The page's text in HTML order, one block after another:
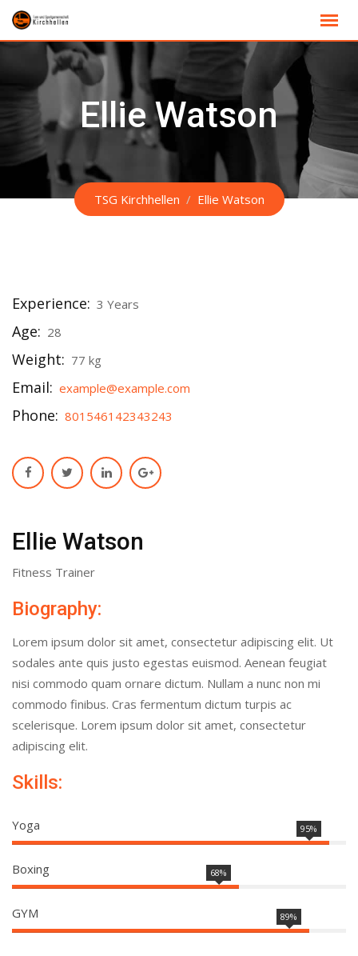
Skip
Ellie Watson
TSG Kirchhellen / Ellie Watson
Experience: 3 Years
Age: 28
Weight: 77 kg
Email: example@example.com
Phone: 801546142343243
Ellie Watson
Fitness Trainer
Biography:
Lorem ipsum dolor sit amet, consectetur adipiscing elit. Ut
sodales ante quis justo egestas euismod. Aenean feugiat
nisi commodo quam ornare dictum. Nullam a nunc non mi
commodo finibus. Cras fermentum dictum turpis ac
scelerisque. Lorem ipsum dolor sit amet, consectetur
adipiscing elit.
Skills:
Yoga 95%
Boxing 68%
GYM 89%